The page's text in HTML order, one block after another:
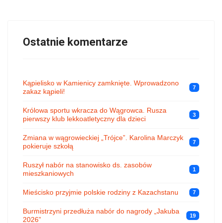
Ostatnie komentarze
Kąpielisko w Kamienicy zamknięte. Wprowadzono
zakaz kąpieli!
7
Królowa sportu wkracza do Wągrowca. Rusza
pierwszy klub lekkoatletyczny dla dzieci
3
Zmiana w wągrowieckiej „Trójce”. Karolina Marczyk
pokieruje szkołą
7
Ruszył nabór na stanowisko ds. zasobów
mieszkaniowych
1
Mieścisko przyjmie polskie rodziny z Kazachstanu 7
Burmistrzyni przedłuża nabór do nagrody „Jakuba
2026”
19